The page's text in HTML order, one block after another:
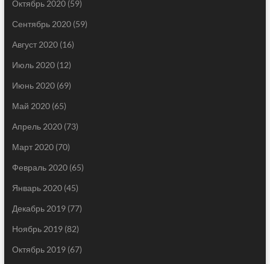
Октябрь 2020(59)
Сентябрь 2020(59)
Август 2020(16)
Июль 2020(12)
Июнь 2020(69)
Май 2020(65)
Апрель 2020(73)
Март 2020(70)
Февраль 2020(65)
Январь 2020(45)
Декабрь 2019(77)
Ноябрь 2019(82)
Октябрь 2019(67)